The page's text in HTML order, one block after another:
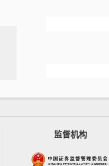
监督机构